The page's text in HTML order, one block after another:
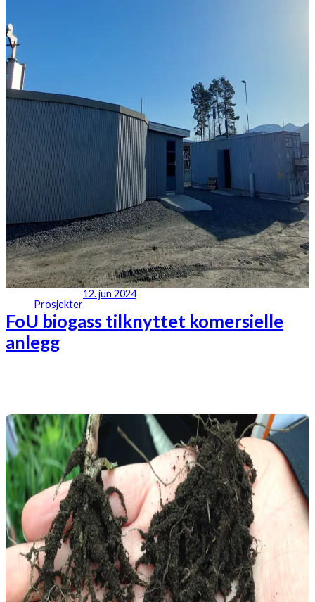
Prosjekter
12. jun 2024
FoU biogass tilknyttet komersielle
anlegg